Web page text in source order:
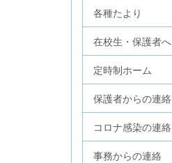
各種たより
在校生・保護者へ
定時制ホーム
保護者からの連絡
コロナ感染の連絡
事務からの連絡